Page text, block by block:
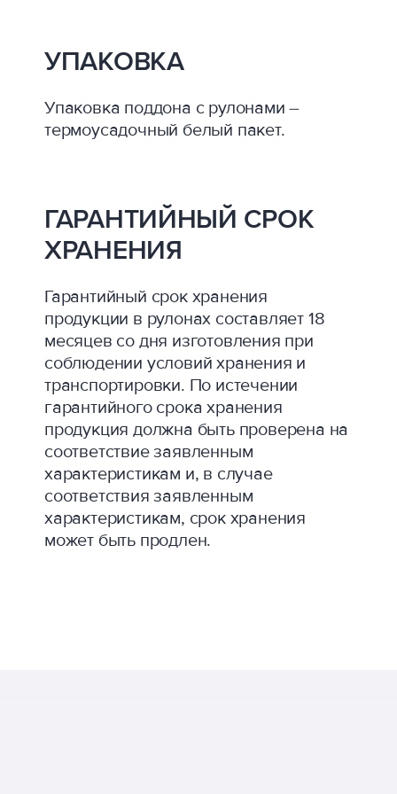
УПАКОВКА
Упаковка поддона с рулонами –
термоусадочный белый пакет.
ГАРАНТИЙНЫЙ СРОК
ХРАНЕНИЯ
Гарантийный срок хранения
продукции в рулонах составляет 18
месяцев со дня изготовления при
соблюдении условий хранения и
транспортировки. По истечении
гарантийного срока хранения
продукция должна быть проверена на
соответствие заявленным
характеристикам и, в случае
соответствия заявленным
характеристикам, срок хранения
может быть продлен.